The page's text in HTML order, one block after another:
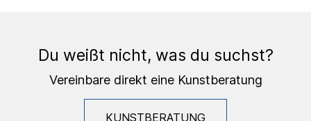
Du weißt nicht, was du suchst?
Vereinbare direkt eine Kunstberatung
KUNSTBERATUNG